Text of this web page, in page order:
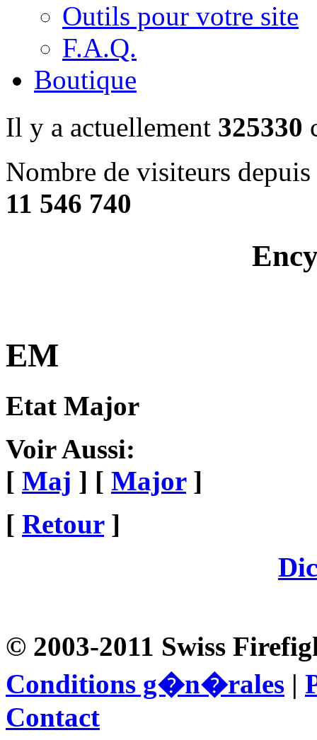
Outils pour votre site
F.A.Q.
Boutique
Il y a actuellement 325330
Nombre de visiteurs
11 546 740
EM
Etat Major
Voir Aussi:
[ Maj ] [ Major]
[ Retour]
© 2003-2011 Swiss
Conditions g�n�rales |
Contact